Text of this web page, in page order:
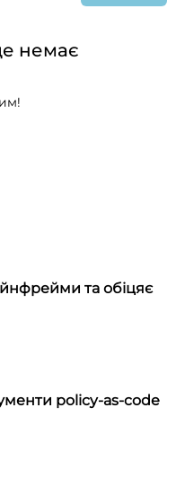
немає
та обіцяє
policy-as-code